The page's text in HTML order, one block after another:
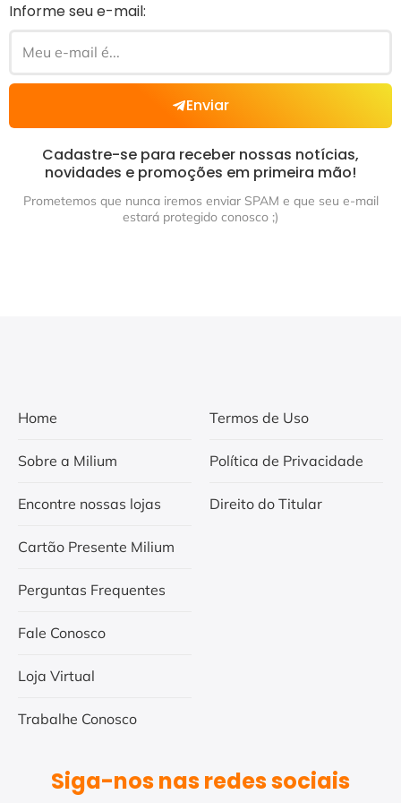
Informe seu e-mail:
Enviar
Cadastre-se para receber nossas notícias,
novidades e promoções em primeira mão!
Prometemos que nunca iremos enviar SPAM e que seu e-mail
estará protegido conosco ;)
Home
Sobre a Milium
Encontre nossas lojas
Cartão Presente Milium
Perguntas Frequentes
Fale Conosco
Loja Virtual
Trabalhe Conosco
Termos de Uso
Política de Privacidade
Direito do Titular
Siga-nos nas redes sociais